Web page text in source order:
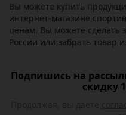
Вы можете купить
интернет-магазине
ценам. Вы можете сделать
России или забрать товар
Подпишись на
скидку